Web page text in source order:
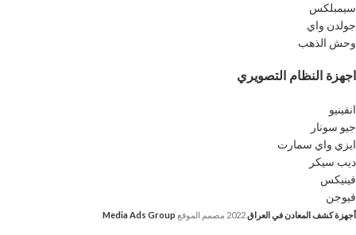
سيمبلكس
جولدن واي
وحش الذهب
اجهزة النظام التصويري
انفينيو
جيو سونار
ايزي واي سمارت
ديب سيكر
فينيكس
فيوجن
أجهزة كشف المعادن في العراق2022 مصمم الموقع Media Ads Group